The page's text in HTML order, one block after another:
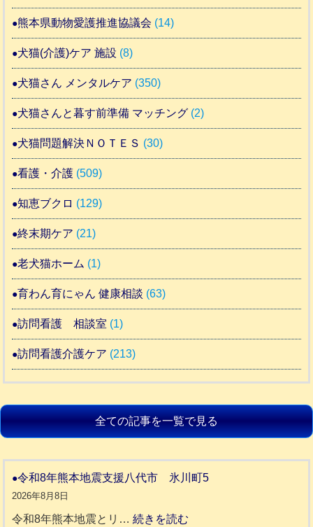
熊本県動物愛護推進協議会 (14)
犬猫(介護)ケア 施設 (8)
犬猫さん メンタルケア (350)
犬猫さんと暮す前準備 マッチング (2)
犬猫問題解決ＮＯＴＥＳ (30)
看護・介護 (509)
知恵ブクロ (129)
終末期ケア (21)
老犬猫ホーム (1)
育わん育にゃん 健康相談 (63)
訪問看護 相談室 (1)
訪問看護介護ケア (213)
全ての記事を一覧で見る
令和8年熊本地震支援八代市 氷川町5
2026年8月8日
令和8年熊本地震とリ…続きを読む